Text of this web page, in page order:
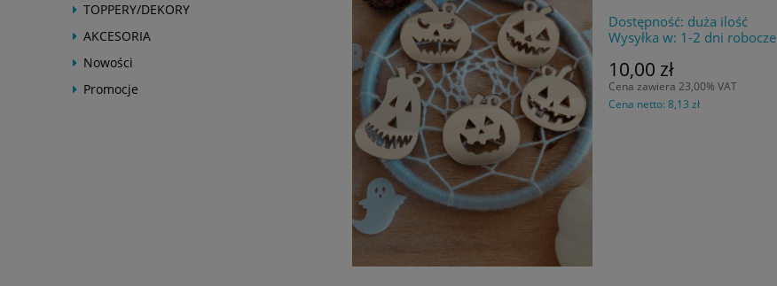
TOPPERY/DEKORY
AKCESORIA
Nowości
Promocje
Dostępność: duża ilość
Wysyłka w: 1-2 dni robocze
10,00 zł
Cena zawiera 23,00% VAT
Cena netto:8,13 zł